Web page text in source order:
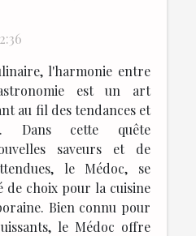
l'harmonie entre
est un art
au fil des tendances et
Dans cette quête
saveurs et de
le Médoc, se
de choix pour la cuisine
Bien connu pour
le Médoc offre